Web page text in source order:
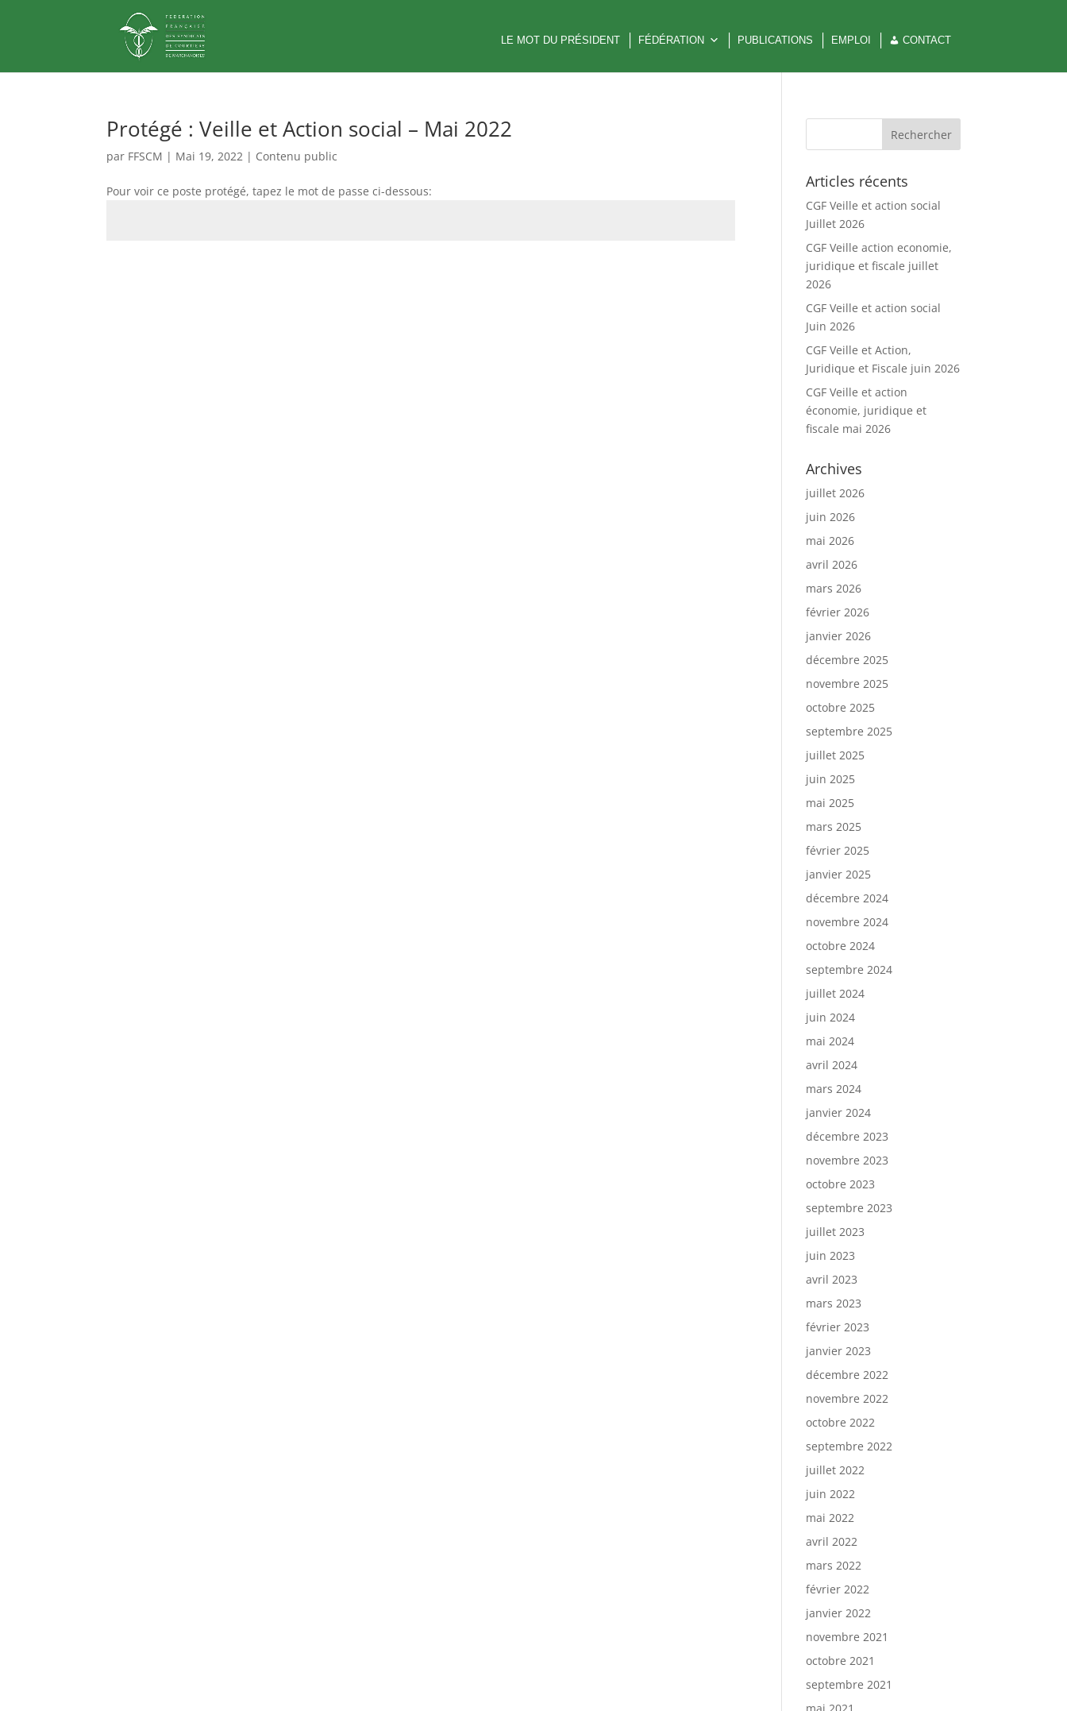
LE MOT DU PRÉSIDENT FÉDÉRATION PUBLICATIONS EMPLOI CONTACT
Protégé : Veille et Action social – Mai 2022
par FFSCM | Mai 19, 2022 | Contenu public
Pour voir ce poste protégé, tapez le mot de passe ci-dessous:
Articles récents
CGF Veille et action social
Juillet 2026
CGF Veille action economie,
juridique et fiscale juillet
2026
CGF Veille et action social
Juin 2026
CGF Veille et Action,
Juridique et Fiscale juin 2026
CGF Veille et action
économie, juridique et
fiscale mai 2026
Archives
juillet 2026
juin 2026
mai 2026
avril 2026
mars 2026
février 2026
janvier 2026
décembre 2025
novembre 2025
octobre 2025
septembre 2025
juillet 2025
juin 2025
mai 2025
mars 2025
février 2025
janvier 2025
décembre 2024
novembre 2024
octobre 2024
septembre 2024
juillet 2024
juin 2024
mai 2024
avril 2024
mars 2024
janvier 2024
décembre 2023
novembre 2023
octobre 2023
septembre 2023
juillet 2023
juin 2023
avril 2023
mars 2023
février 2023
janvier 2023
décembre 2022
novembre 2022
octobre 2022
septembre 2022
juillet 2022
juin 2022
mai 2022
avril 2022
mars 2022
février 2022
janvier 2022
novembre 2021
octobre 2021
septembre 2021